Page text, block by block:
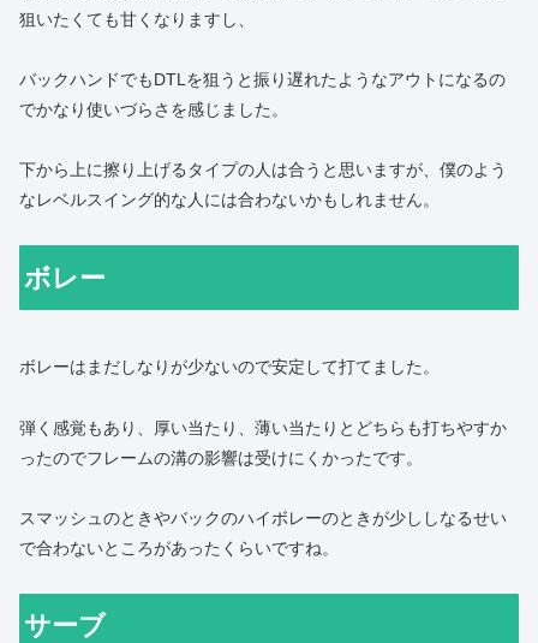
狙いたくても甘くなりますし、
バックハンドでもDTLを狙うと振り遅れたようなアウトになるの
でかなり使いづらさを感じました。
下から上に擦り上げるタイプの人は合うと思いますが、僕のよう
なレベルスイング的な人には合わないかもしれません。
ボレー
ボレーはまだしなりが少ないので安定して打てました。
弾く感覚もあり、厚い当たり、薄い当たりとどちらも打ちやすか
ったのでフレームの溝の影響は受けにくかったです。
スマッシュのときやバックのハイボレーのときが少ししなるせい
で合わないところがあったくらいですね。
サーブ